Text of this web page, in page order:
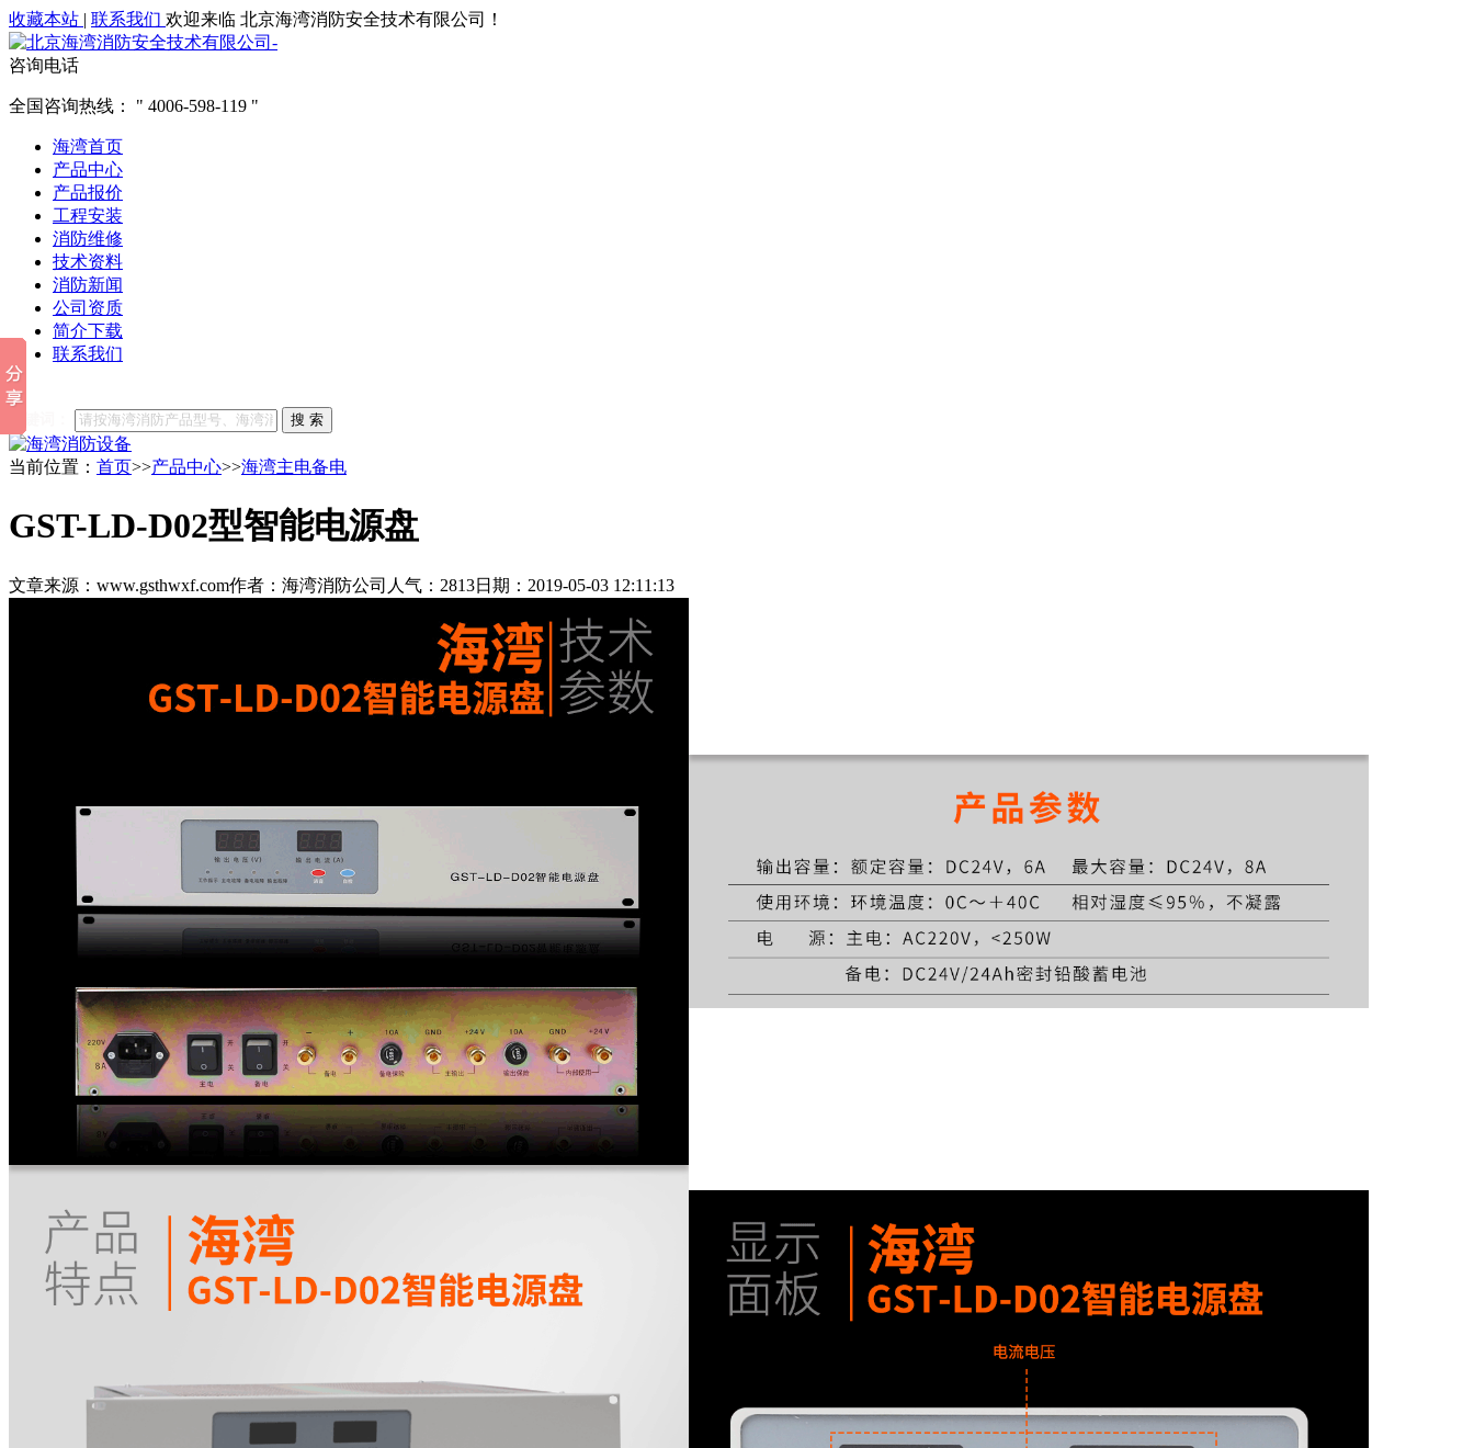
收藏本站 | 联系我们 欢迎来临 北京海湾消防安全技术有限公司！
咨询电话
全国咨询热线： 4006-598-119
海湾首页
产品中心
产品报价
工程安装
消防维修
技术资料
消防新闻
公司资质
简介下载
联系我们
他们都在搜索:
搜 索
当前位置： 首页>>产品中心>>海湾主电备电
GST-LD-D02型智能电源盘
文章来源：www.gsthwxf.com作者：海湾消防公司 人气：2813日期：2019-05-03 12:11:13